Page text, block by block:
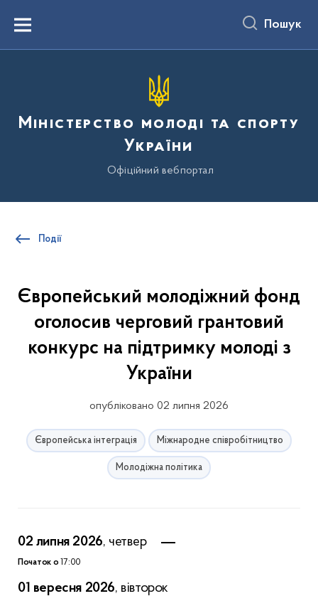
вмістуMenu Пошук
Міністерство молоді та спорту
України
Офіційний вебпортал
Події
Європейський молодіжний фонд
оголосив черговий грантовий
конкурс на підтримку молоді з
України
опубліковано 02 липня 2026
Європейська інтеграція Міжнародне співробітництво
Молодіжна політика
02 липня 2026, четвер
Початок о 17:00
01 вересня 2026, вівторок